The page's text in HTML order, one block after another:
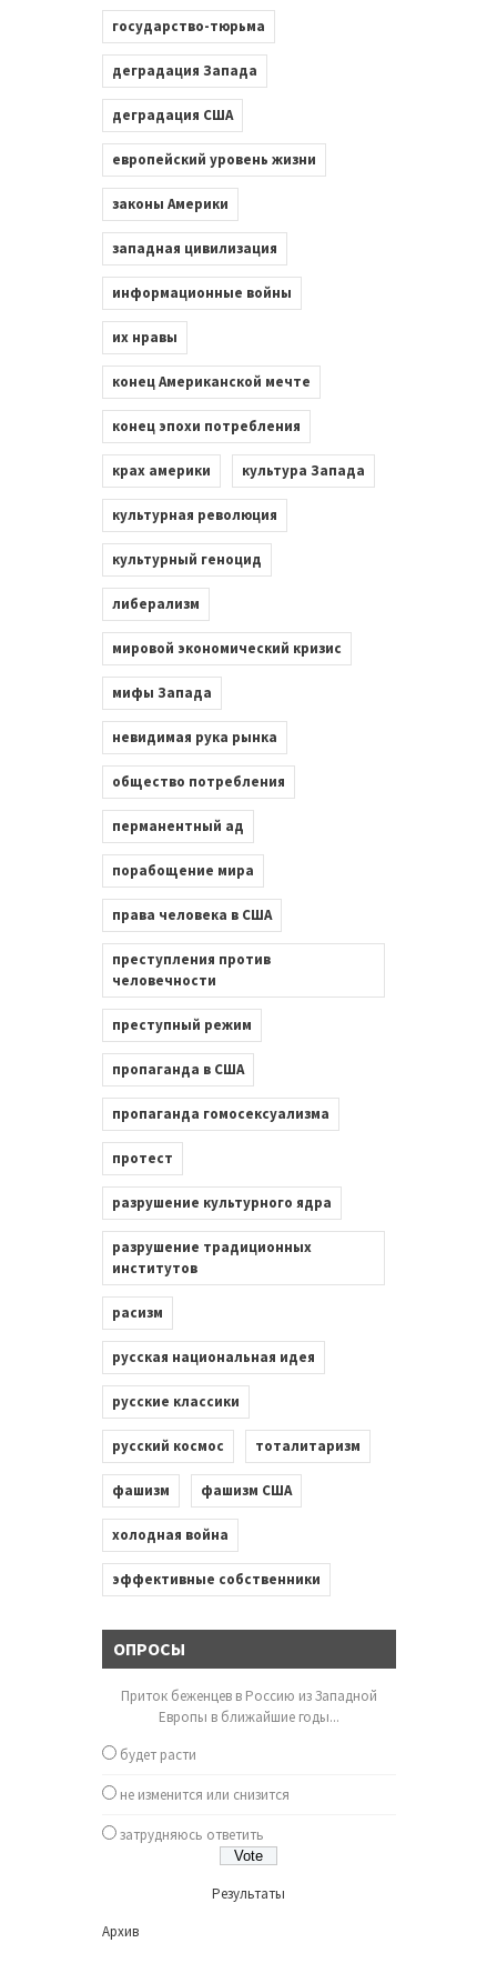
государство-тюрьма
деградация Запада
деградация США
европейский уровень жизни
законы Америки
западная цивилизация
информационные войны
их нравы
конец Американской мечте
конец эпохи потребления
крах америки культура Запада
культурная революция
культурный геноцид
либерализм
мировой экономический кризис
мифы Запада
невидимая рука рынка
общество потребления
перманентный ад
порабощение мира
права человека в США
преступления против
человечности
преступный режим
пропаганда в США
пропаганда гомосексуализма
протест
разрушение культурного ядра
разрушение традиционных
институтов
расизм
русская национальная идея
русские классики
русский космос тоталитаризм
фашизм фашизм США
холодная война
эффективные собственники
ОПРОСЫ
Приток беженцев в Россию из Западной
Европы в ближайшие годы...
будет расти
не изменится или снизится
затрудняюсь ответить
Результаты
Архив